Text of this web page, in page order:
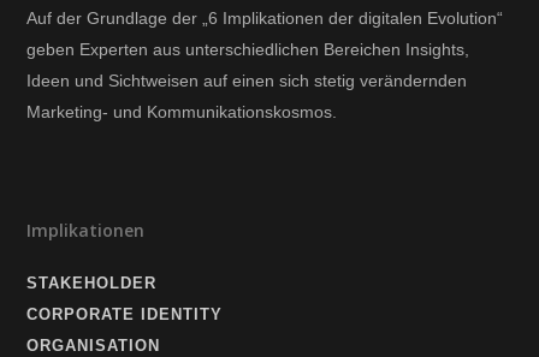
Auf der Grundlage der „6 Implikationen der digitalen Evolution“
geben Experten aus unterschiedlichen Bereichen Insights,
Ideen und Sichtweisen auf einen sich stetig verändernden
Marketing- und Kommunikationskosmos.
Implikationen
STAKEHOLDER
CORPORATE IDENTITY
ORGANISATION